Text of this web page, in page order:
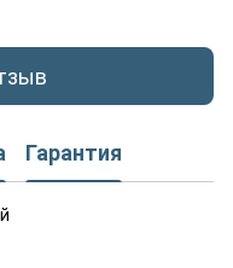
Гарантия